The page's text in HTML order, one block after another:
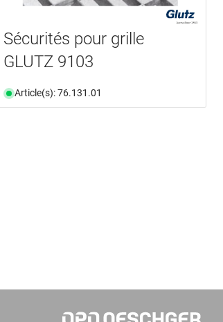
Sécurités pour grille
GLUTZ 9103
Article(s): 76.131.01